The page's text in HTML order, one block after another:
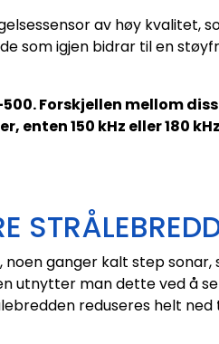
av høy kvalitet,
som igjen bidrar til en
Forskjellen mellom
enten 150 kHz eller 180
ganger kalt step sonar,
utnytter man dette ved
reduseres helt